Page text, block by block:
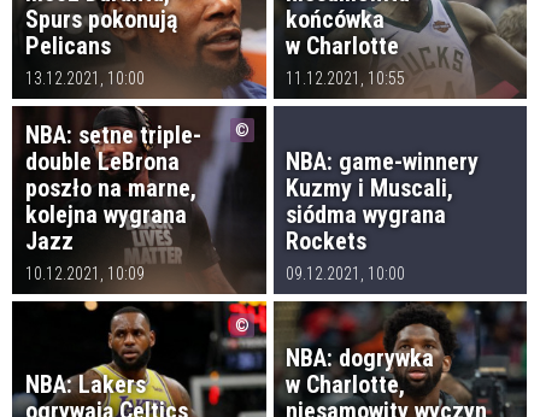
Spurs pokonują
Pelicans
13.12.2021, 10:00
końcówka
w Charlotte
11.12.2021, 10:55
NBA: setne triple-
double LeBrona
poszło na marne,
kolejna wygrana
Jazz
10.12.2021, 10:09
NBA: game-winnery
Kuzmy i Muscali,
siódma wygrana
Rockets
09.12.2021, 10:00
NBA: Lakers
ogrywają Celtics
NBA: dogrywka
w Charlotte,
niesamowity wyczyn